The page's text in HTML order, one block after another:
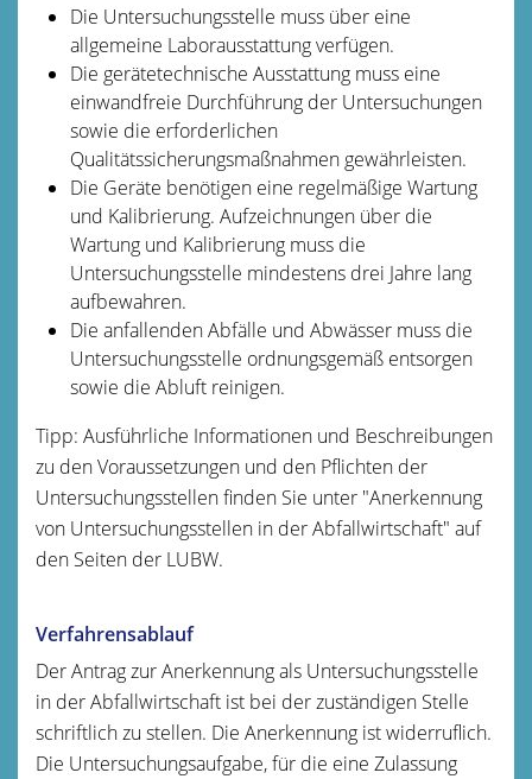
Die Untersuchungsstelle muss über eine
allgemeine Laborausstattung verfügen.
Die gerätetechnische Ausstattung muss eine
einwandfreie Durchführung der Untersuchungen
sowie die erforderlichen
Qualitätssicherungsmaßnahmen gewährleisten.
Die Geräte benötigen eine regelmäßige Wartung
und Kalibrierung. Aufzeichnungen über die
Wartung und Kalibrierung muss die
Untersuchungsstelle mindestens drei Jahre lang
aufbewahren.
Die anfallenden Abfälle und Abwässer muss die
Untersuchungsstelle ordnungsgemäß entsorgen
sowie die Abluft reinigen.
Tipp: Ausführliche Informationen und Beschreibungen
zu den Voraussetzungen und den Pflichten der
Untersuchungsstellen finden Sie unter "Anerkennung
von Untersuchungsstellen in der Abfallwirtschaft" auf
den Seiten der LUBW.
Verfahrensablauf
Der Antrag zur Anerkennung als Untersuchungsstelle
in der Abfallwirtschaft ist bei der zuständigen Stelle
schriftlich zu stellen. Die Anerkennung ist widerruflich.
Die Untersuchungsaufgabe, für die eine Zulassung